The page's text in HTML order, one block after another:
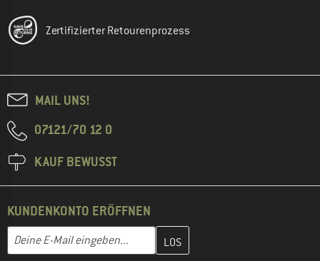
Zertifizierter Retourenprozess
MAIL UNS!
07121/70 12 0
KAUF BEWUSST
KUNDENKONTO ERÖFFNEN
E-Mail-Adresse
Gib hier deine E-Mail-Adresse ein und erstelle im nächsten